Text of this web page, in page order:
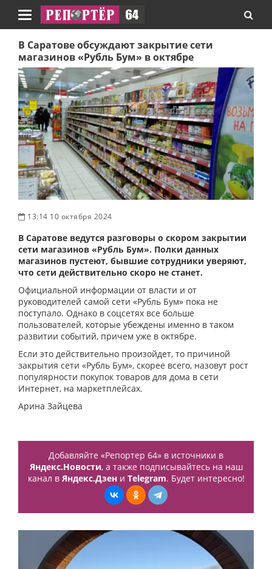
Навигация
В Саратове обсуждают закрытие сети
магазинов «Рубль Бум» в октябре
13:14 10 октября 2024
В Саратове ведутся разговоры о скором закрытии
сети магазинов «Рубль Бум». Полки данных
магазинов пустеют, бывшие сотрудники уверяют,
что сети действительно скоро не станет.
Официальной информации от власти и от
руководителей самой сети «Рубль Бум» пока не
поступало. Однако в соцсетях все больше
пользователей, которые убеждены именно в таком
развитии событий, причем уже в октябре.
Если это действительно произойдет, то причиной
закрытия сети «Рубль Бум», скорее всего, назовут рост
популярности покупок товаров для дома в сети
Интернет, на маркетплейсах.
Арина Зайцева
Добавляйте «Репортер 64» в источники в
Яндекс.Новости, а также подписывайтесь на наш
канал в Яндекс.Дзени Telegram. Будет интересно!